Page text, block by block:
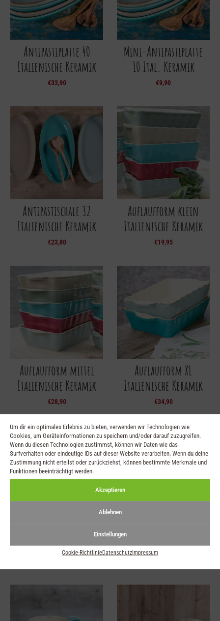
Um dir ein optimales Erlebnis zu bieten, verwenden wir Technologien wie
Cookies, um Geräteinformationen zu speichern und/oder darauf zuzugreifen.
Wenn du diesen Technologien zustimmst, können wir Daten wie das
Surfverhalten oder eindeutige IDs auf dieser Website verarbeiten. Wenn du deine
Zustimmung nicht erteilst oder zurückziehst, können bestimmte Merkmale und
Funktionen beeinträchtigt werden.
Akzeptieren
Ablehnen
Einstellungen
Cookie-RichtlinieDatenschutzImpressum
Antipastiplatte 40
Italienische Keramik
€33,90
Mini-Antipastiplatte
10 Ital. Keramik
€9,90
Antipastischale 32
Italienische Keramik
€23,80
Auflaufform klein
Italienische Keramik
€19,95
Auflaufform mittel
Italienische Keramik
€28,90
Auflaufform XL
Italienische Keramik
€34,90
Italienische Keramik
Italienische Keramik